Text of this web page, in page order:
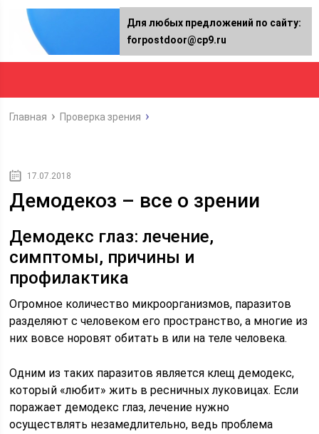
Главная Проверка зрения
17.07.2018
Демодекоз – все о зрении
Демодекс глаз: лечение,
симптомы, причины и
профилактика
Огромное количество микроорганизмов, паразитов
разделяют с человеком его пространство, а многие из
них вовсе норовят обитать в или на теле человека.
Одним из таких паразитов является клещ демодекс,
который «любит» жить в ресничных луковицах. Если
поражает демодекс глаз, лечение нужно
осуществлять незамедлительно, ведь проблема
Для любых предложений по сайту:
forpostdoor@cp9.ru